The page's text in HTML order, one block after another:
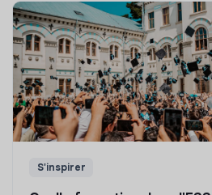
S'inspirer